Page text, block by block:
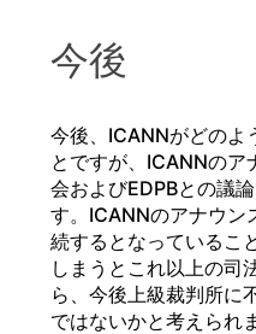
今後
今後、ICANNがどのよ
とですが、ICANNのア
会およびEDPBとの議
す。ICANNのアナウン
続するとなっているこ
しまうとこれ以上の司
ら、今後上級裁判所に
ではないかと考えられ